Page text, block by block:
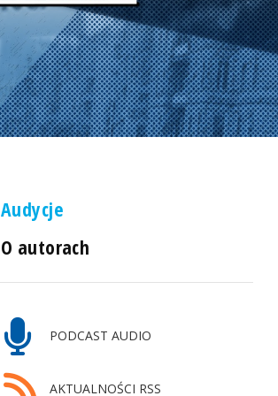
Audycje
O autorach
PODCAST AUDIO
AKTUALNOŚCI RSS